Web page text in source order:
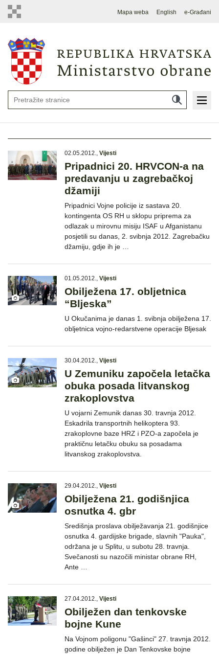
Mapa weba English e-Građani
02.05.2012., Vijesti
Pripadnici 20. HRVCON-a na
predavanju u zagrebačkoj
džamiji
Pripadnici Vojne policije iz sastava 20.
kontingenta OS RH u sklopu priprema za
odlazak u mirovnu misiju ISAF u Afganistanu
posjetili su danas, 2. svibnja 2012. Zagrebačku
džamiju, gdje ih je …
01.05.2012., Vijesti
Obilježena 17. obljetnica
“Bljeska”
U Okučanima je danas 1. svibnja obilježena 17.
obljetnica vojno-redarstvene operacije Bljesak
30.04.2012., Vijesti
U Zemuniku započela letačka
obuka posada litvanskog
zrakoplovstva
U vojarni Zemunik danas 30. travnja 2012.
Eskadrila transportnih helikoptera 93.
zrakoplovne baze HRZ i PZO-a započela je
praktičnu letačku obuku sa posadama
litvanskog zrakoplovstva.
29.04.2012., Vijesti
Obilježena 21. godišnjica
osnutka 4. gbr
Središnja proslava obilježavanja 21. godišnjice
osnutka 4. gardijske brigade, slavnih "Pauka",
održana je u Splitu, u subotu 28. travnja.
Svečanosti su nazočili ministar obrane RH,
Ante …
27.04.2012., Vijesti
Obilježen dan tenkovske
bojne Kune
Na Vojnom poligonu "Gašinci" 27. travnja 2012.
godine obilježen je Dan Tenkovske bojne